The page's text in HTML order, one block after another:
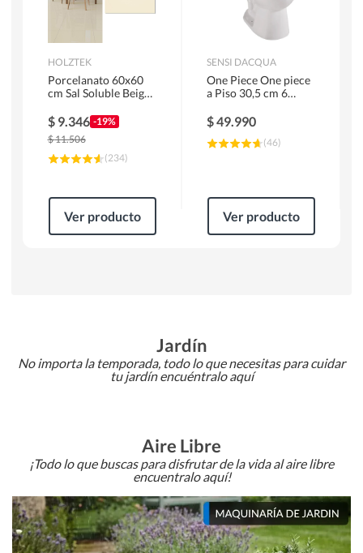
HOLZTEK
Porcelanato 60x60
cm Sal Soluble Beige
$ 9.346 -19%
$11.506
(234)
Ver producto
SENSI DACQUA
One Piece One piece
a Piso 30,5 cm 6
$49.990
(46)
Ver producto
Jardín
No importa la temporada, todo lo que necesitas para cuidar
tu jardín encuéntralo aquí
Aire Libre
¡Todo lo que buscas para disfrutar de la vida al aire libre
encuentralo aquí!